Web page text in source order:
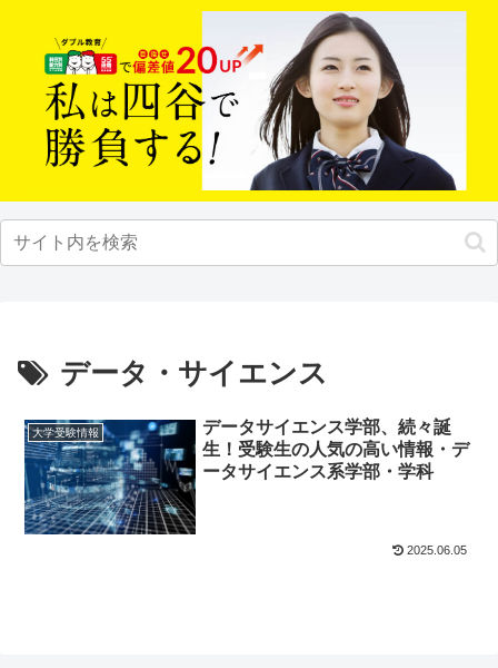
データ・サイエンス
大学受験情報
データサイエンス学部、続々誕
生！受験生の人気の高い情報・デ
ータサイエンス系学部・学科
2025.06.05